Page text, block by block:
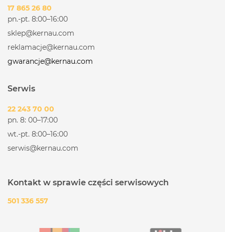
17 865 26 80
pn.-pt. 8:00–16:00
sklep@kernau.com
reklamacje@kernau.com
gwarancje@kernau.com
Serwis
22 243 70 00
pn. 8: 00–17:00
wt.-pt. 8:00–16:00
serwis@kernau.com
Kontakt w sprawie części serwisowych
501 336 557